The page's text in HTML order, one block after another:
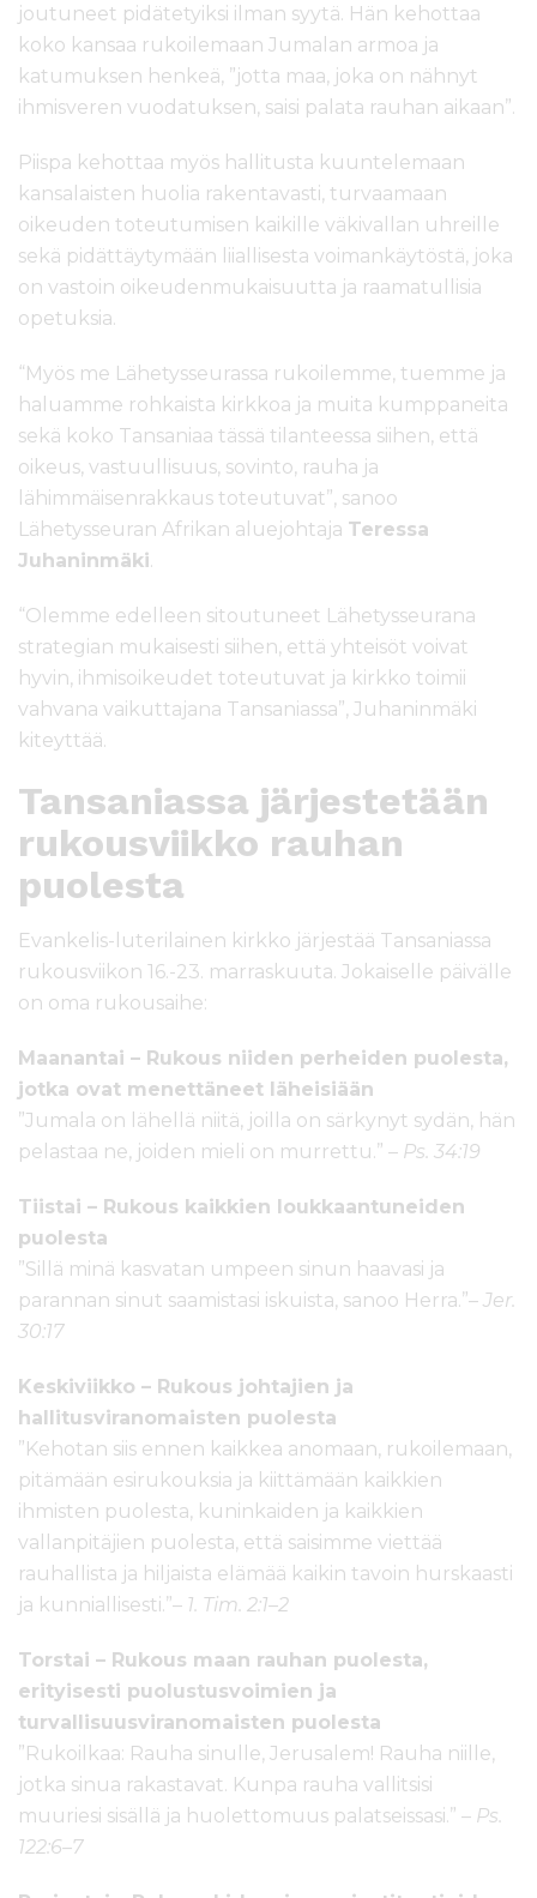
joutuneet pidätetyiksi ilman syytä. Hän kehottaa
koko kansaa rukoilemaan Jumalan armoa ja
katumuksen henkeä, ”jotta maa, joka on nähnyt
ihmisveren vuodatuksen, saisi palata rauhan aikaan”.
Piispa kehottaa myös hallitusta kuuntelemaan
kansalaisten huolia rakentavasti, turvaamaan
oikeuden toteutumisen kaikille väkivallan uhreille
sekä pidättäytymään liiallisesta voimankäytöstä, joka
on vastoin oikeudenmukaisuutta ja raamatullisia
opetuksia.
“Myös me Lähetysseurassa rukoilemme, tuemme ja
haluamme rohkaista kirkkoa ja muita kumppaneita
sekä koko Tansaniaa tässä tilanteessa siihen, että
oikeus, vastuullisuus, sovinto, rauha ja
lähimmäisenrakkaus toteutuvat”, sanoo
Lähetysseuran Afrikan aluejohtaja Teressa
Juhaninmäki.
“Olemme edelleen sitoutuneet Lähetysseurana
strategian mukaisesti siihen, että yhteisöt voivat
hyvin, ihmisoikeudet toteutuvat ja kirkko toimii
vahvana vaikuttajana Tansaniassa”, Juhaninmäki
kiteyttää.
Tansaniassa järjestetään
rukousviikko rauhan
puolesta
Evankelis-luterilainen kirkko järjestää Tansaniassa
rukousviikon 16.-23. marraskuuta. Jokaiselle päivälle
on oma rukousaihe:
Maanantai – Rukous niiden perheiden puolesta,
jotka ovat menettäneet läheisiään
”Jumala on lähellä niitä, joilla on särkynyt sydän, hän
pelastaa ne, joiden mieli on murrettu.” – Ps. 34:19
Tiistai – Rukous kaikkien loukkaantuneiden
puolesta
”Sillä minä kasvatan umpeen sinun haavasi ja
parannan sinut saamistasi iskuista, sanoo Herra.”– Jer.
30:17
Keskiviikko – Rukous johtajien ja
hallitusviranomaisten puolesta
”Kehotan siis ennen kaikkea anomaan, rukoilemaan,
pitämään esirukouksia ja kiittämään kaikkien
ihmisten puolesta, kuninkaiden ja kaikkien
vallanpitäjien puolesta, että saisimme viettää
rauhallista ja hiljaista elämää kaikin tavoin hurskaasti
ja kunniallisesti.”– 1. Tim. 2:1–2
Torstai – Rukous maan rauhan puolesta,
erityisesti puolustusvoimien ja
turvallisuusviranomaisten puolesta
”Rukoilkaa: Rauha sinulle, Jerusalem! Rauha niille,
jotka sinua rakastavat. Kunpa rauha vallitsisi
muuriesi sisällä ja huolettomuus palatseissasi.” – Ps.
122:6–7